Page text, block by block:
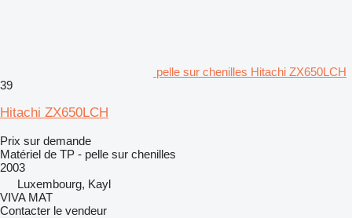
pelle sur chenilles Hitachi ZX650LCH
39
Hitachi ZX650LCH
Prix sur demande
Matériel de TP - pelle sur chenilles
2003
Luxembourg, Kayl
VIVA MAT
Contacter le vendeur